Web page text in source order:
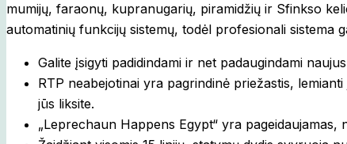
mumijų, faraonų, kupranugarių, piramidžių ir Sfinkso
automatinių funkcijų sistemų, todėl profesionali sistema
Galite įsigyti padidindami ir net padaugindami
RTP neabejotinai yra pagrindinė priežastis,
jūs liksite.
„Leprechaun Happens Egypt“ yra pageidaujamas,